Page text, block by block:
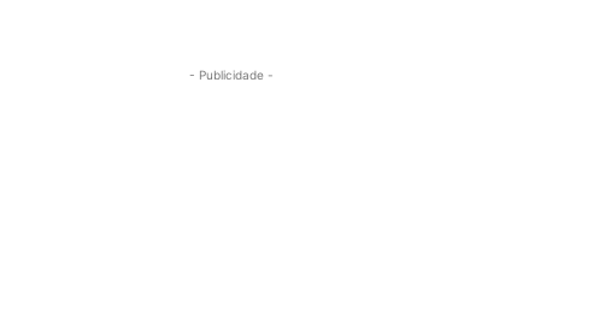
- Publicidade -